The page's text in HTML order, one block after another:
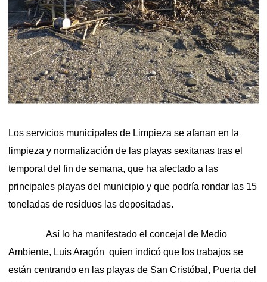
Los servicios municipales de Limpieza se afanan en la
limpieza y normalización de las playas sexitanas tras el
temporal del fin de semana, que ha afectado a las
principales playas del municipio y que podría rondar las 15
toneladas de residuos las depositadas.
Así lo ha manifestado el concejal de Medio
Ambiente, Luis Aragón quien indicó que los trabajos se
están centrando en las playas de San Cristóbal, Puerta del